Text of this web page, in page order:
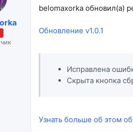
belomaxorka обновил(а)
Обновление v1.0.1
Исправлена
Скрыта кнопка
Узнать больше об этом